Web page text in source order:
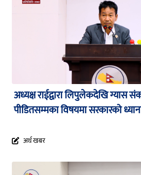
अध्यक्ष राईद्वारा लिपुलेकदेखि ग्यास
पीडितसम्मका विषयमा सरकारको
अर्थ खबर